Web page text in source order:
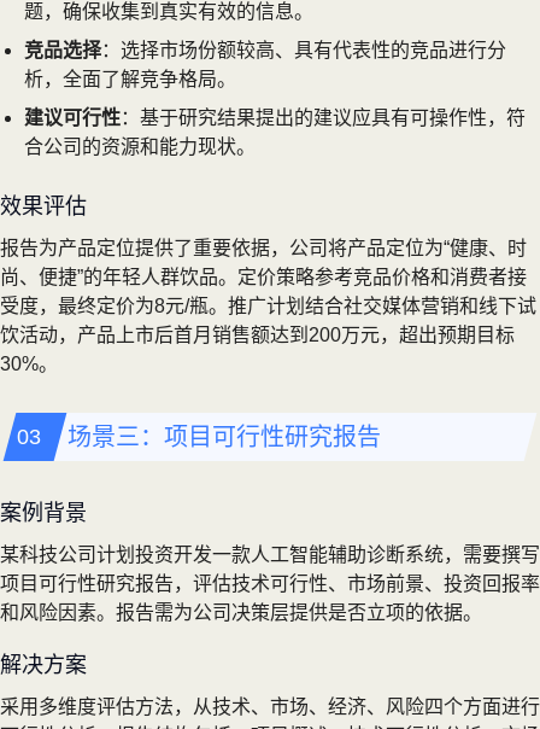
题，确保收集到真实有效的信息。
竞品选择：选择市场份额较高、具有代表性的竞品进行分
析，全面了解竞争格局。
建议可行性：基于研究结果提出的建议应具有可操作性，符
合公司的资源和能力现状。
效果评估
报告为产品定位提供了重要依据，公司将产品定位为“健康、时
尚、便捷”的年轻人群饮品。定价策略参考竞品价格和消费者接
受度，最终定价为8元/瓶。推广计划结合社交媒体营销和线下试
饮活动，产品上市后首月销售额达到200万元，超出预期目标
30%。
场景三：项目可行性研究报告
案例背景
某科技公司计划投资开发一款人工智能辅助诊断系统，需要撰写
项目可行性研究报告，评估技术可行性、市场前景、投资回报率
和风险因素。报告需为公司决策层提供是否立项的依据。
解决方案
采用多维度评估方法，从技术、市场、经济、风险四个方面进行